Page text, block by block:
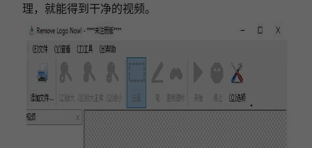
理，就能得到干净的视频。